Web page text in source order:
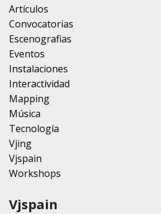
Artículos
Convocatorias
Escenografias
Eventos
Instalaciones
Interactividad
Mapping
Música
Tecnología
Vjing
Vjspain
Workshops
Vjspain